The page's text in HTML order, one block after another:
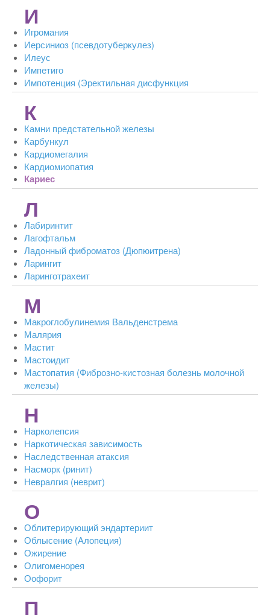
И
Игромания
Иерсиниоз (псевдотуберкулез)
Илеус
Импетиго
Импотенция (Эректильная дисфункция
К
Камни предстательной железы
Карбункул
Кардиомегалия
Кардиомиопатия
Кариес
Л
Лабиринтит
Лагофтальм
Ладонный фиброматоз (Дюпюитрена)
Ларингит
Ларинготрахеит
М
Макроглобулинемия Вальденстрема
Малярия
Мастит
Мастоидит
Мастопатия (Фиброзно-кистозная болезнь молочной
железы)
Н
Нарколепсия
Наркотическая зависимость
Наследственная атаксия
Насморк (ринит)
Невралгия (неврит)
О
Облитерирующий эндартериит
Облысение (Алопеция)
Ожирение
Олигоменорея
Оофорит
П